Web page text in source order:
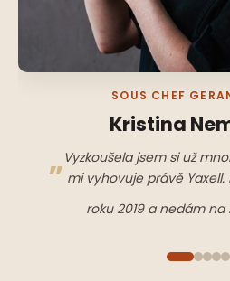
SOUS CHEF
Kristina
Vyzkoušela jsem si už
mi vyhovuje právě Yaxell.
roku 2019 a nedám